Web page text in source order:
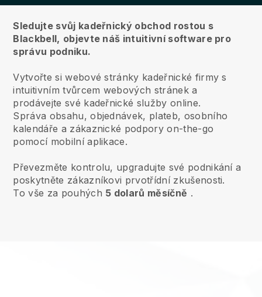
Sledujte svůj kadeřnický obchod rostou s
Blackbell, objevte náš intuitivní software pro
správu podniku.
Vytvořte si webové stránky kadeřnické firmy s
intuitivním tvůrcem webových stránek a
prodávejte své kadeřnické služby online.
Správa obsahu, objednávek, plateb, osobního
kalendáře a zákaznické podpory on-the-go
pomocí mobilní aplikace.
Převezměte kontrolu, upgradujte své podnikání a
poskytněte zákazníkovi prvotřídní zkušenosti.
To vše za pouhých 5 dolarů měsíčně .